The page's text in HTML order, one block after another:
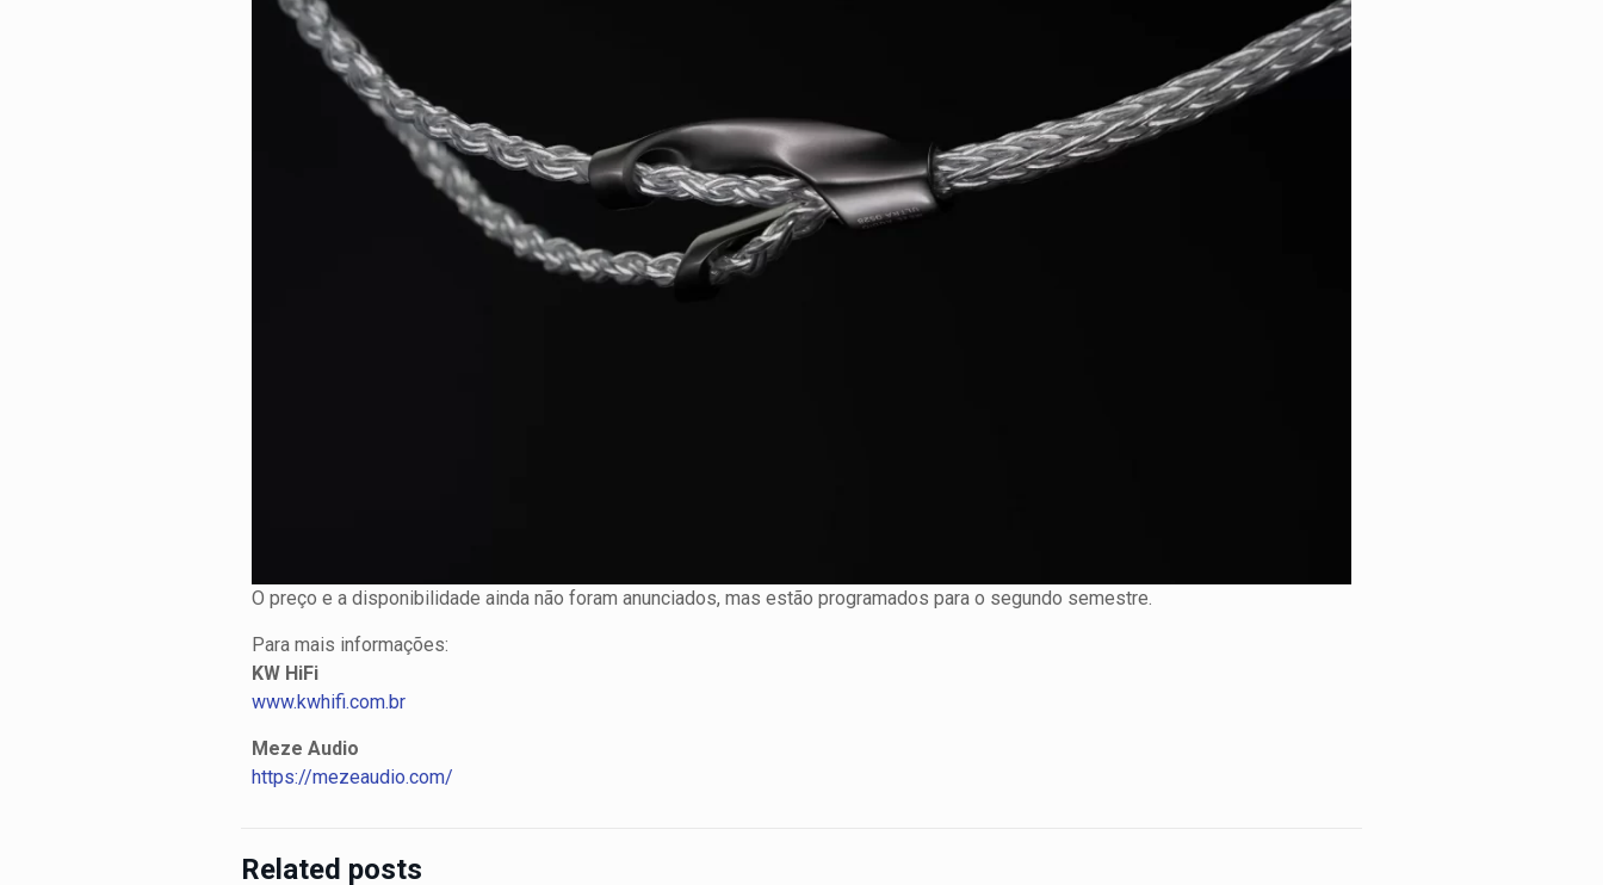
O preço e a disponibilidade ainda não foram anunciados, mas estão programados para o segundo semestre.
Para mais informações:
KW HiFi
www.kwhifi.com.br
Meze Audio
https://mezeaudio.com/
Related posts